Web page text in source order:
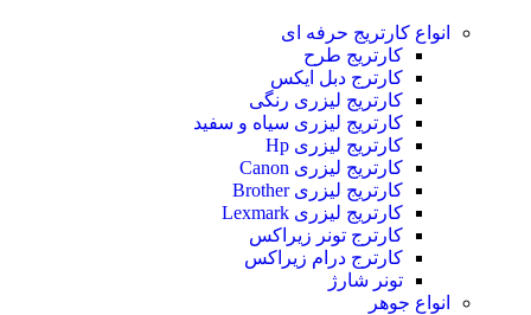
انواع کارتریج حرفه ای
کارتریج طرح
کارترج دبل ایکس
کارتریج لیزری رنگی
کارتریج لیزری سیاه و سفید
کارتریج لیزری Hp
کارتریج لیزری Canon
کارتریج لیزری Brother
کارتریج لیزری Lexmark
کارترج تونر زیراکس
کارترج درام زیراکس
تونر شارژ
انواع جوهر